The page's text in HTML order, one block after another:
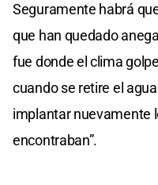
Seguramente habrá
que han quedado
fue donde el clima
cuando se retire el
implantar nuevamente
encontraban”.